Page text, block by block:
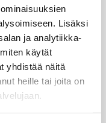
Lisäksi
ja analytiikka-
käytät
yhdistää näitä
heille tai joita on